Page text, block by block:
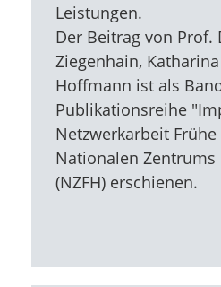
Leistungen.
Der Beitrag von Prof.
Ziegenhain,
Hoffmann ist als
Publikationsreihe
Netzwerkarbeit
Nationalen Zentrums
(NZFH) erschienen.